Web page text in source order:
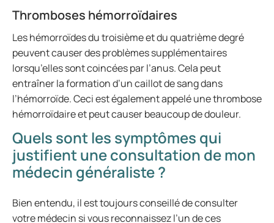
Thromboses hémorroïdaires
Les hémorroïdes du troisième et du quatrième degré
peuvent causer des problèmes supplémentaires
lorsqu’elles sont coincées par l’anus. Cela peut
entraîner la formation d’un caillot de sang dans
l’hémorroïde. Ceci est également appelé une thrombose
hémorroïdaire et peut causer beaucoup de douleur.
Quels sont les symptômes qui
justifient une consultation de mon
médecin généraliste ?
Bien entendu, il est toujours conseillé de consulter
votre médecin si vous reconnaissez l’un de ces